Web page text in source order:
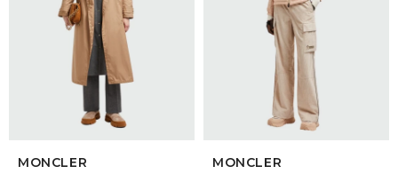
SELECCIONAR TALLE
MONCLER
SELECCIONAR TALLE
MONCLER